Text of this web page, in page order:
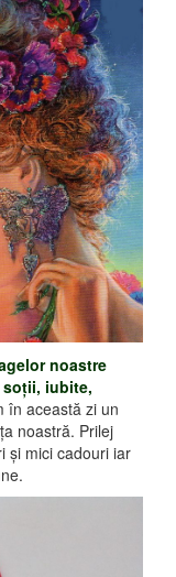
noastre
soţii, iubite,
în această zi un
noastră. Prilej
şi mici cadouri iar